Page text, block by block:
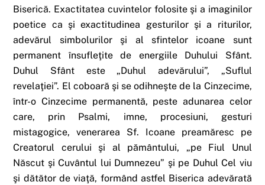
Biserică. Exactitatea cuvintelor folosite şi a imaginilor
poetice ca şi exactitudinea gesturilor şi a riturilor,
adevărul simbolurilor şi al sfintelor icoane sunt
permanent însufleţite de energiile Duhului Sfânt.
Duhul Sfânt este „Duhul adevărului”, „Suflul
revelaţiei”. El coboară şi se odihneşte de la Cinzecime,
într-o Cinzecime permanentă, peste adunarea celor
care, prin Psalmi, imne, procesiuni, gesturi
mistagogice, venerarea Sf. Icoane preamăresc pe
Creatorul cerului şi al pământului, „pe Fiul Unul
Născut şi Cuvântul lui Dumnezeu” şi pe Duhul Cel viu
şi dătător de viaţă, formând astfel Biserica adevărată